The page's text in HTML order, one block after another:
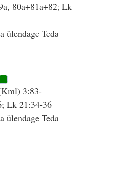
80a+81a+82; Lk
ülendage Teda
3:83-
Lk 21:34-36
ülendage Teda